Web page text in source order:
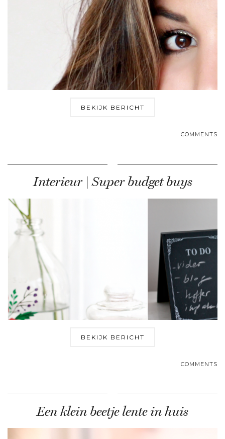
BEKIJK BERICHT
COMMENTS
Interieur | Super budget buys
BEKIJK BERICHT
COMMENTS
Een klein beetje lente in huis